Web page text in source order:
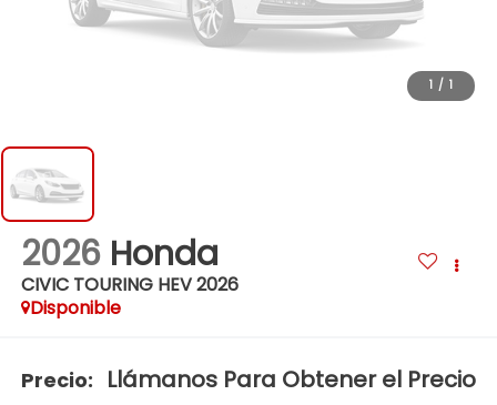
1 / 1
2026 Honda
CIVIC TOURING HEV 2026
Disponible
Precio: Llámanos Para Obtener el Precio